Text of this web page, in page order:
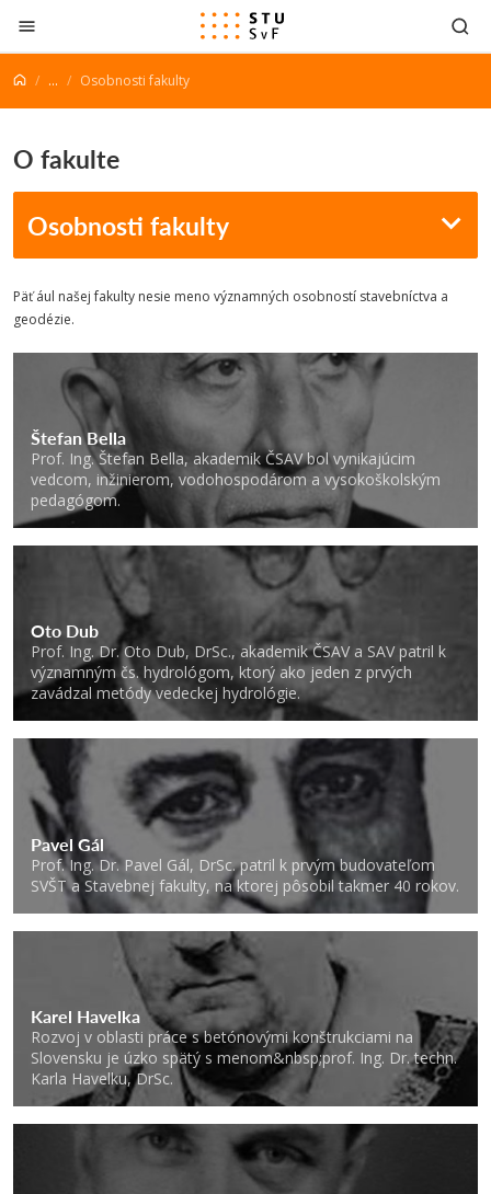
Prejsť na obsah
... Osobnosti fakulty
O fakulte
Osobnosti fakulty
Päť ául našej fakulty nesie meno významných osobností stavebníctva a
geodézie.
Štefan Bella
Prof. Ing. Štefan Bella, akademik ČSAV bol vynikajúcim
vedcom, inžinierom, vodohospodárom a vysokoškolským
pedagógom.
Oto Dub
Prof. Ing. Dr. Oto Dub, DrSc., akademik ČSAV a SAV patril k
významným čs. hydrológom, ktorý ako jeden z prvých
zavádzal metódy vedeckej hydrológie.
Pavel Gál
Prof. Ing. Dr. Pavel Gál, DrSc. patril k prvým budovateľom
SVŠT a Stavebnej fakulty, na ktorej pôsobil takmer 40 rokov.
Karel Havelka
Rozvoj v oblasti práce s betónovými konštrukciami na
Slovensku je úzko spätý s menom&nbsp;prof. Ing. Dr. techn.
Karla Havelku, DrSc.